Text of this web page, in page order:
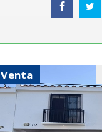
Venta